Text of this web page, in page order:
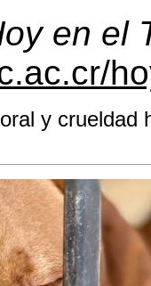
en el
y crueldad